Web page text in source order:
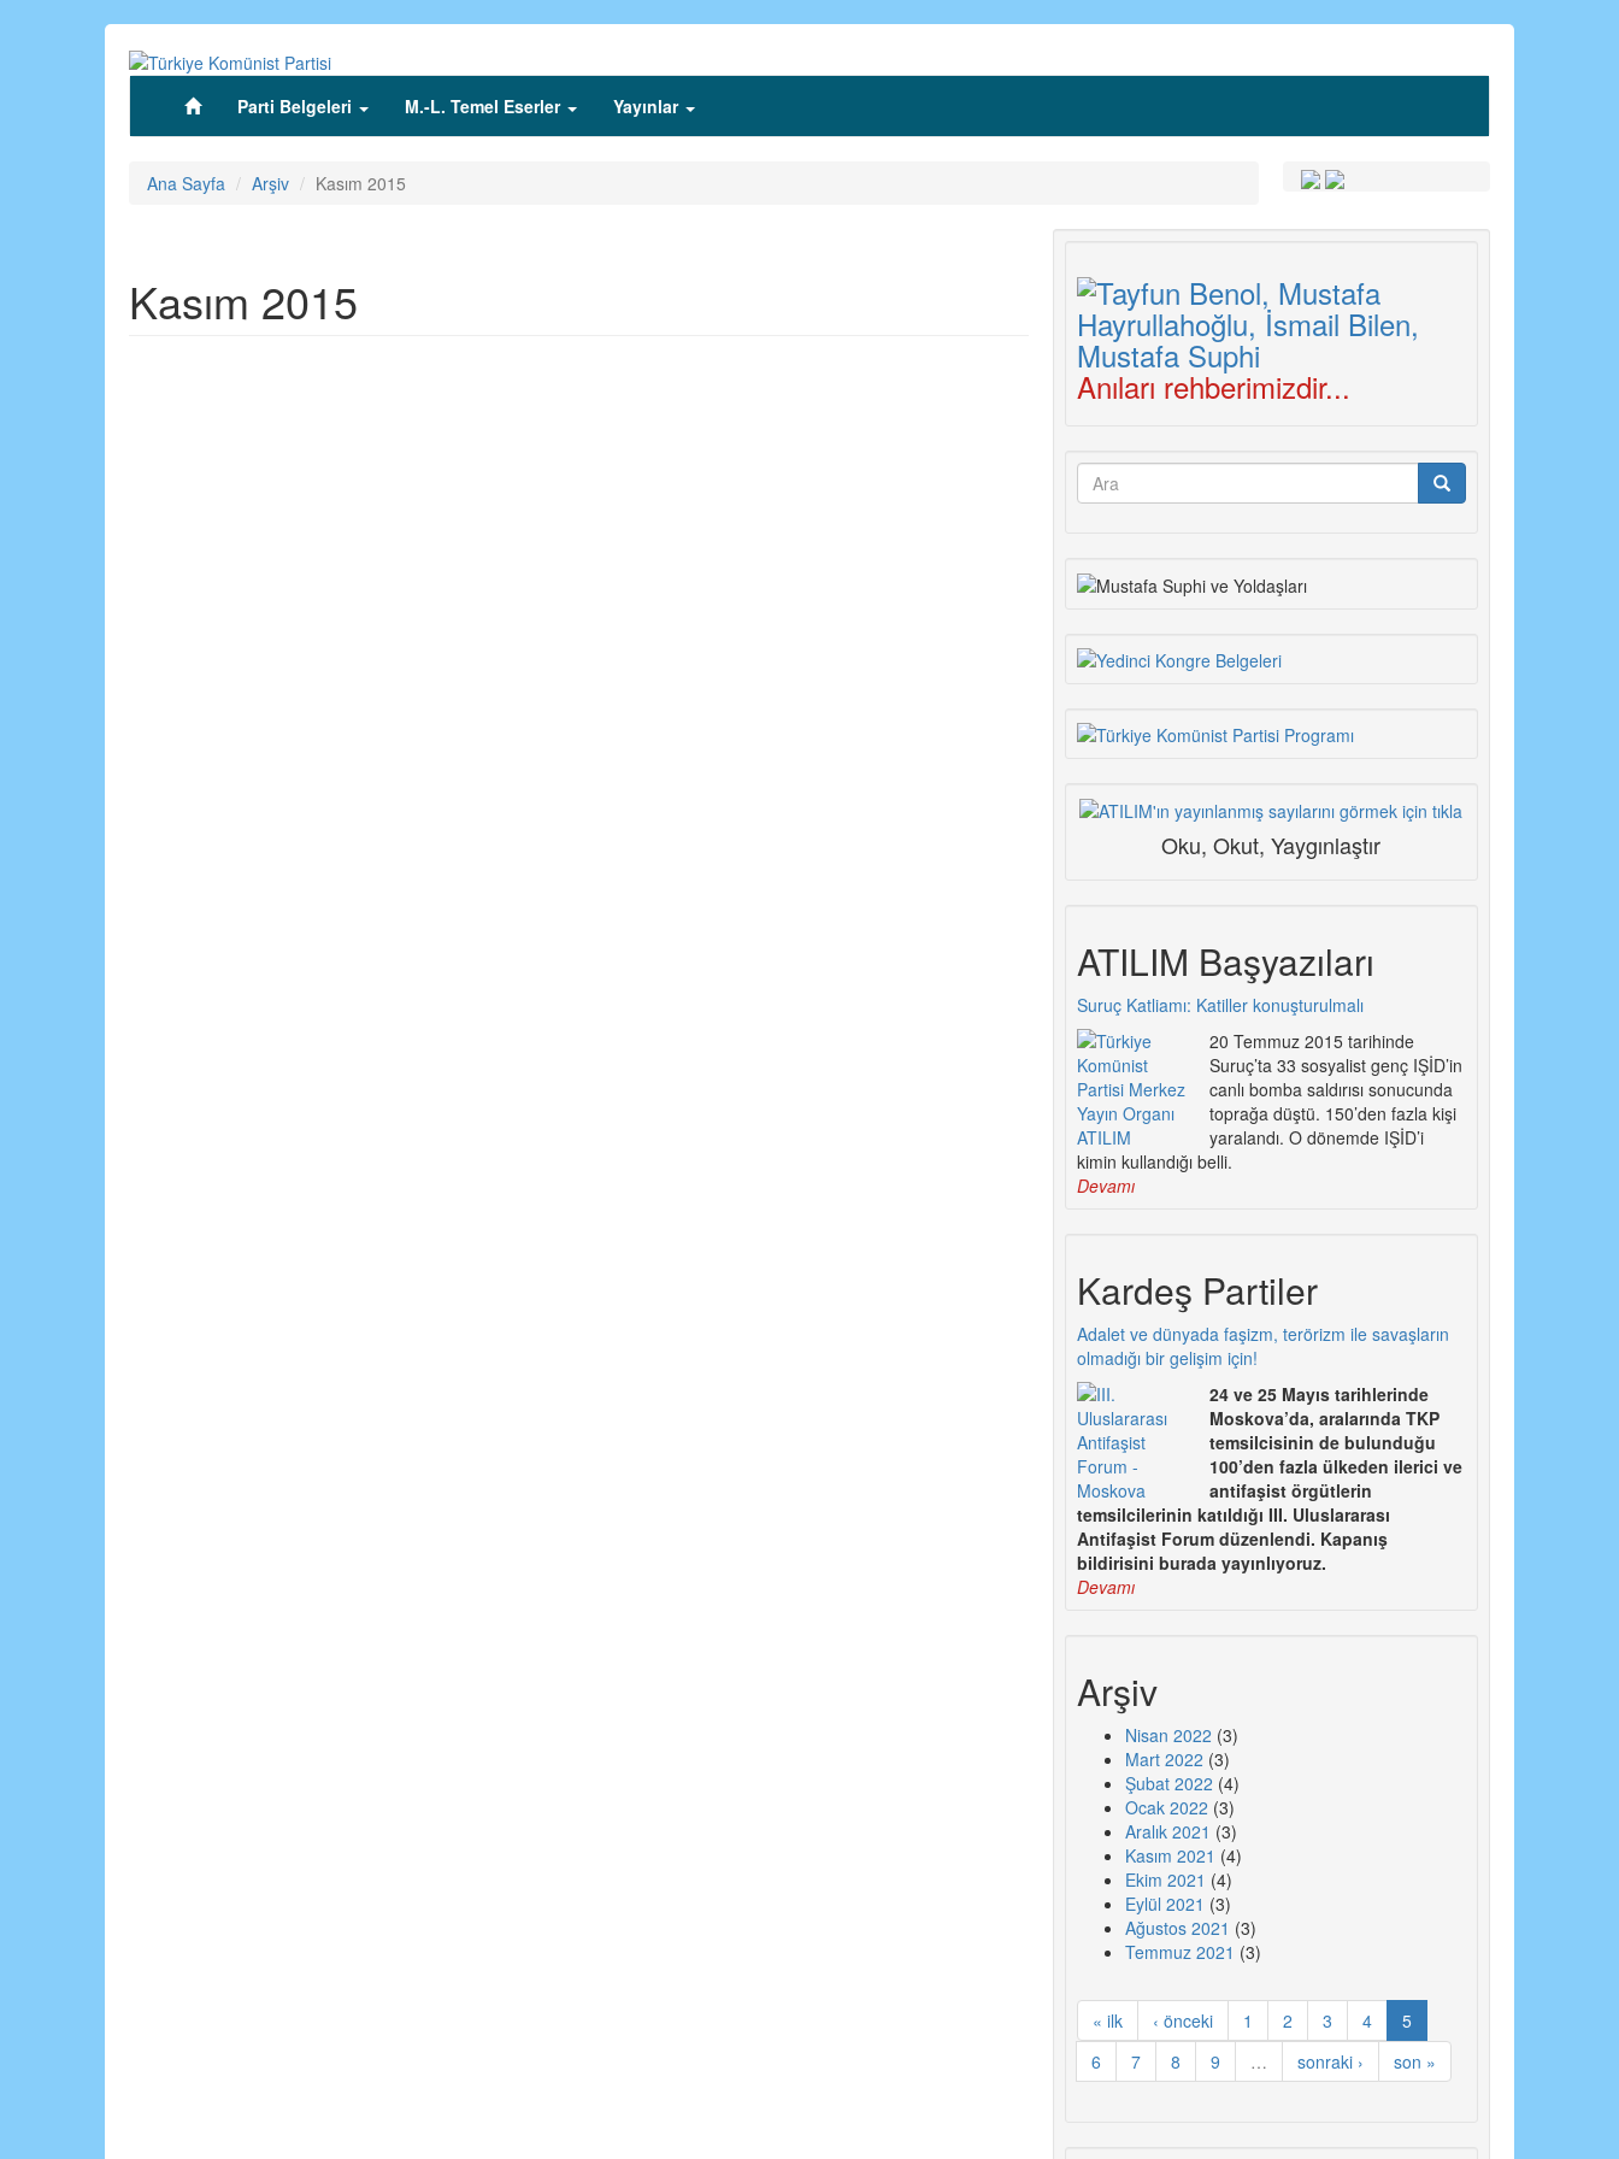
(current)Parti Belgeleri M.-L. Temel Eserler Yayınlar
Ana Sayfa Arşiv Kasım 2015
Kasım 2015
Anıları rehberimizdir...
Arama
Oku, Okut, Yaygınlaştır
ATILIM Başyazıları
Suruç Katliamı: Katiller konuşturulmalı
20 Temmuz 2015 tarihinde
Suruç’ta 33 sosyalist genç IŞİD’in
canlı bomba saldırısı sonucunda
toprağa düştü. 150’den fazla kişi
yaralandı. O dönemde IŞİD’i
kimin kullandığı belli.
Devamı
Kardeş Partiler
Adalet ve dünyada faşizm, terörizm ile savaşların
olmadığı bir gelişim için!
24 ve 25 Mayıs tarihlerinde
Moskova’da, aralarında TKP
temsilcisinin de bulunduğu
100’den fazla ülkeden ilerici ve
antifaşist örgütlerin
temsilcilerinin katıldığı III. Uluslararası
Antifaşist Forum düzenlendi. Kapanış
bildirisini burada yayınlıyoruz.
Devamı
Arşiv
Nisan 2022 (3)
Mart 2022 (3)
Şubat 2022 (4)
Ocak 2022 (3)
Aralık 2021 (3)
Kasım 2021 (4)
Ekim 2021 (4)
Eylül 2021 (3)
Ağustos 2021 (3)
Temmuz 2021 (3)
« ilk ‹ önceki 1 2 3 4
5
6
7 8 9 … sonraki › son »